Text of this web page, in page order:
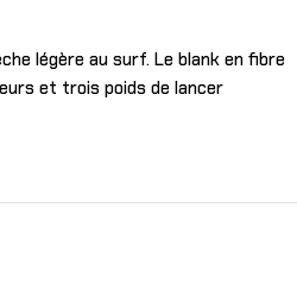
légère au surf. Le blank en fibre
et trois poids de lancer